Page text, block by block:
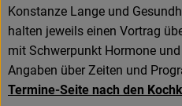
Konstanze Lange und
halten jeweils einen Vortrag
mit Schwerpunkt Hormone
Angaben über Zeiten und
Termine-Seite nach den